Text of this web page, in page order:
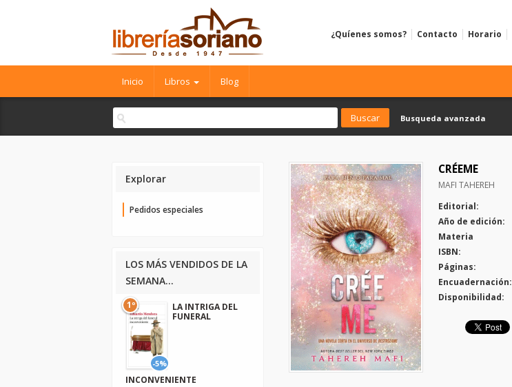
¿Quíenes somos? Contacto Horario
Inicio Libros Blog
Busqueda avanzada
CRÉEME
MAFI TAHEREH
Editorial:
Año de edición:
Materia
ISBN:
Páginas:
Encuadernación:
Disponibilidad:
Explorar
Pedidos especiales
LOS MÁS VENDIDOS DE LA
SEMANA...
-5%
1º
LA INTRIGA DEL
FUNERAL
INCONVENIENTE